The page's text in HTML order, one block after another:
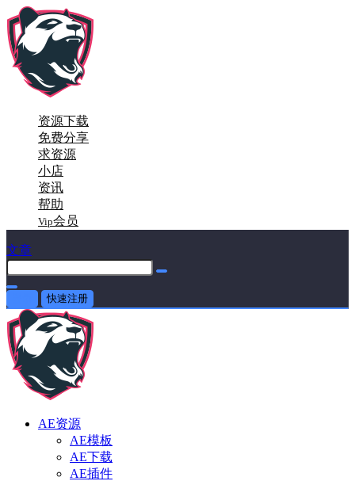
资源下载
免费分享
求资源
小店
资讯
帮助
Vip会员
文章
快速注册
AE资源
AE模板
AE下载
AE插件